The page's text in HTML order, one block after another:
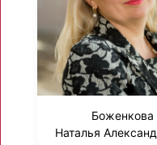
Боженкова
Наталья